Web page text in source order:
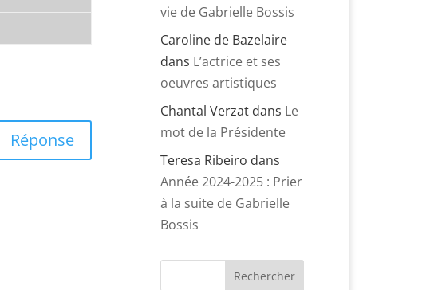
Réponse
vie de Gabrielle Bossis
Caroline de Bazelaire
dans L’actrice et ses
oeuvres artistiques
Chantal Verzatdans Le
mot de la Présidente
Teresa Ribeiro dans
Année 2024-2025 : Prier
à la suite de Gabrielle
Bossis